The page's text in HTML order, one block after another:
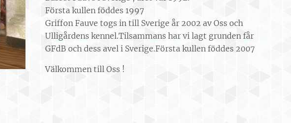
Första kullen föddes 1997
Griffon Fauve togs in till Sverige år 2002 av Oss och
Ulligårdens kennel.Tilsammans har vi lagt grunden får
GFdB och dess avel i Sverige.Första kullen föddes 2007
Välkommen till Oss !